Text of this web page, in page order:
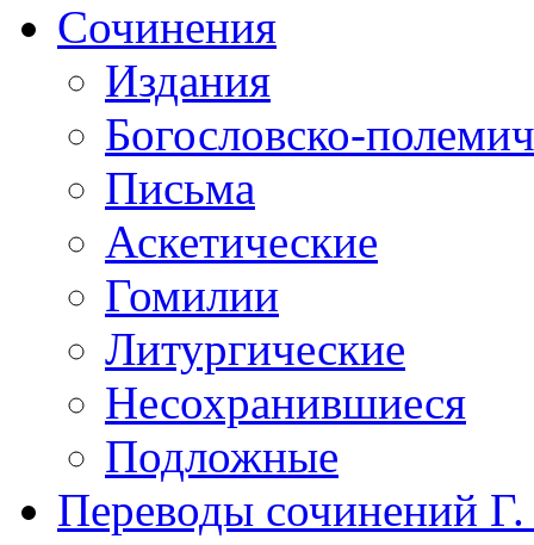
Сочинения
Издания
Богословско-
Письма
Аскетические
Гомилии
Литургические
Несохранившиеся
Подложные
Переводы сочинений